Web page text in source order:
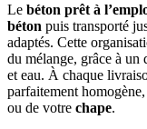
Le béton prêt à
béton puis transporté
adaptés. Cette
du mélange, grâce à un
et eau. À chaque
parfaitement
ou de votre chape.